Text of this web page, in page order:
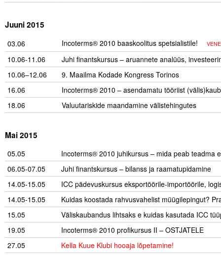
Juuni 2015
03.06 Incoterms® 2010 baaskoolitus spetsialistile!
10.06-11.06
Juhi finantskursus – aruannete analüüs,
10.06–12.06
9. Maailma Kodade Kongress Torinos
16.06
Incoterms® 2010 – asendamatu tööriist
18.06
Valuutariskide maandamine välistehingutes
Mai 2015
05.05
Incoterms® 2010 juhikursus – mida peab teadma
06.05-07.05
Juhi finantskursus – bilanss ja raamatupidamine
14.05-15.05
ICC pädevuskursus eksportöörile-importöörile,
14.05-15.05
Kuidas koostada rahvusvahelist müügilepingut?
15.05
Väliskaubandus lihtsaks e kuidas kasutada ICC
19.05
Incoterms® 2010 profikursus II – OSTJATELE
27.05
Kella Kuue Klubi hooaja lõpetamine!